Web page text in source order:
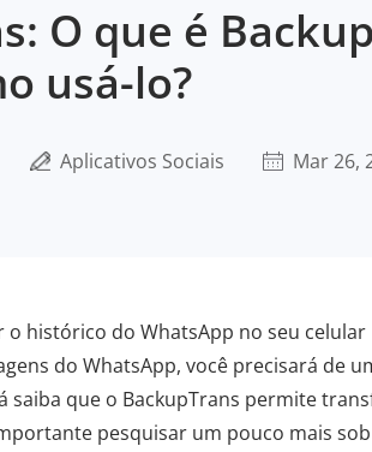
O que é
usá-lo?
Aplicativos Sociais Mar 26,
o histórico do WhatsApp no ​​seu celular
do WhatsApp, você precisará de
saiba que o BackupTrans permite
pesquisar um pouco mais